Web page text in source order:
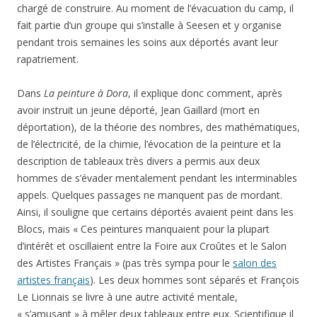
chargé de construire. Au moment de l’évacuation du camp, il
fait partie d’un groupe qui s’installe à Seesen et y organise
pendant trois semaines les soins aux déportés avant leur
rapatriement.
Dans La peinture à Dora, il explique donc comment, après
avoir instruit un jeune déporté, Jean Gaillard (mort en
déportation), de la théorie des nombres, des mathématiques,
de l’électricité, de la chimie, l’évocation de la peinture et la
description de tableaux très divers a permis aux deux
hommes de s’évader mentalement pendant les interminables
appels. Quelques passages ne manquent pas de mordant.
Ainsi, il souligne que certains déportés avaient peint dans les
Blocs, mais « Ces peintures manquaient pour la plupart
d’intérêt et oscillaient entre la Foire aux Croûtes et le Salon
des Artistes Français » (pas très sympa pour le salon des
artistes français). Les deux hommes sont séparés et François
Le Lionnais se livre à une autre activité mentale,
« s’amusant » à mêler deux tableaux entre eux. Scientifique il